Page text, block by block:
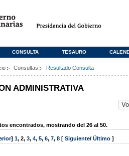
CONSULTA TESAURO
Consultas Resultado Consulta
ADMINISTRATIVA
encontrados, mostrando del 26 al 50.
] 1, 2, 3, 4, 5, 6, 7, 8 [ Siguiente/ Último ]